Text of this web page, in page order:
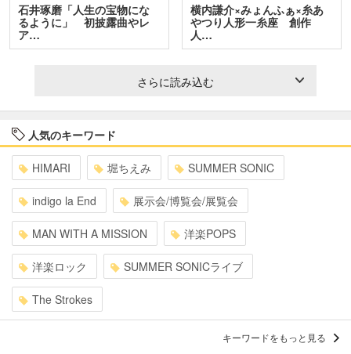
石井琢磨「人生の宝物にな
るように」 初披露曲やレ
ア…
横内謙介×みょんふぁ×糸あ
やつり人形一糸座 創作
人…
さらに読み込む
人気のキーワード
HIMARI 堀ちえみ SUMMER SONIC
indigo la End 展示会/博覧会/展覧会
MAN WITH A MISSION 洋楽POPS
洋楽ロック SUMMER SONICライブ
The Strokes
キーワードをもっと見る